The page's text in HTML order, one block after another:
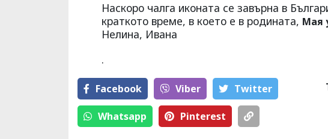
Наскоро чалга иконата се завърна в
краткото време, в което е в родината, Мая
Нелина, Ивана
.
Facebook Viber Тwitter
Whatsapp Pinterest